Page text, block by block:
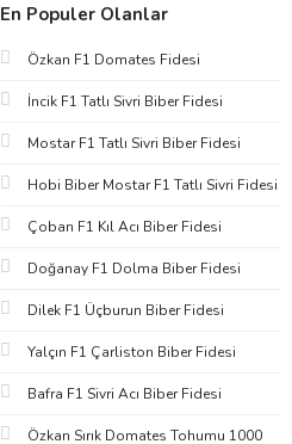
En Populer Olanlar
Özkan F1 Domates Fidesi
İncik F1 Tatlı Sivri Biber Fidesi
Mostar F1 Tatlı Sivri Biber Fidesi
Hobi Biber Mostar F1 Tatlı Sivri Fidesi
Çoban F1 Kıl Acı Biber Fidesi
Doğanay F1 Dolma Biber Fidesi
Dilek F1 Üçburun Biber Fidesi
Yalçın F1 Çarliston Biber Fidesi
Bafra F1 Sivri Acı Biber Fidesi
Özkan Sırık Domates Tohumu 1000